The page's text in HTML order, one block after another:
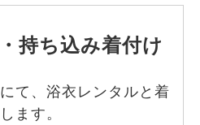
持ち込み着付け
て、浴衣レンタルと着
ます。